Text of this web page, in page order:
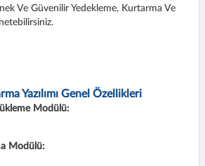
Ve Güvenilir Yedekleme, Kurtarma Ve
Yazılımı Genel Özellikleri
Modülü:
Modülü: